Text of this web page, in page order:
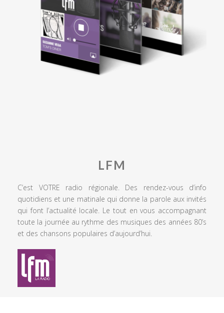
LFM
C’est VOTRE radio régionale. Des rendez-vous d’info
quotidiens et une matinale qui donne la parole aux invités
qui font l’actualité locale. Le tout en vous accompagnant
toute la journée au rythme des musiques des années 80’s
et des chansons populaires d’aujourd’hui.